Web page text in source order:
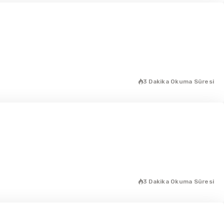
3 Dakika Okuma Süresi
3 Dakika Okuma Süresi